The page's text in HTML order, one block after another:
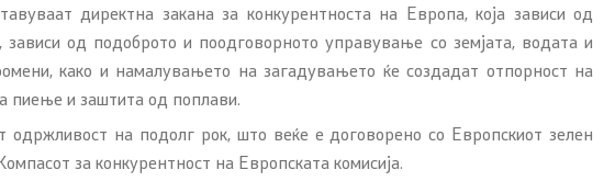
директна закана за конкурентноста на Европа, која зависи од
од подоброто и поодговорното управување со земјата, водата и
како и намалувањето на загадувањето ќе создадат отпорност на
пиење и заштита од поплави.
на подолг рок, што веќе е договорено со Европскиот зелен
за конкурентност на Европската комисија.